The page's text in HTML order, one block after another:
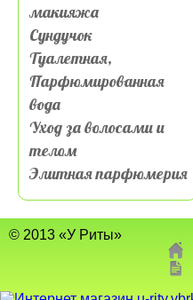
макияжа
Сундучок
Туалетная,
Парфюмированная
вода
Уход за волосами и
телом
Элитная парфюмерия
© 2013 «У Риты»